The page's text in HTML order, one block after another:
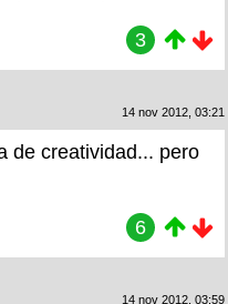
3
14 nov 2012, 03:21
de creatividad... pero
6
14 nov 2012, 03:59